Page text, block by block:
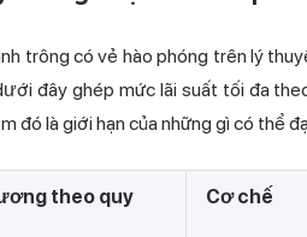
trông có vẻ hào phóng trên lý
đây ghép mức lãi suất tối đa
đó là giới hạn của những gì có thể
theo quy
Cơ chế